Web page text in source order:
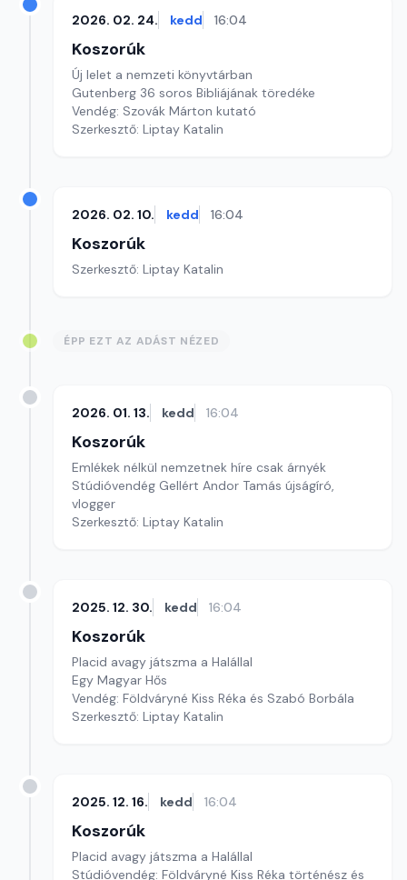
2026. 02. 24. kedd 16:04
Koszorúk
Új lelet a nemzeti könyvtárban
Gutenberg 36 soros Bibliájának töredéke
Vendég: Szovák Márton kutató
Szerkesztő: Liptay Katalin
2026. 02. 10. kedd 16:04
Koszorúk
Szerkesztő: Liptay Katalin
ÉPP EZT AZ ADÁST NÉZED
2026. 01. 13. kedd 16:04
Koszorúk
Emlékek nélkül nemzetnek híre csak árnyék
Stúdióvendég Gellért Andor Tamás újságíró,
vlogger
Szerkesztő: Liptay Katalin
2025. 12. 30. kedd 16:04
Koszorúk
Placid avagy játszma a Halállal
Egy Magyar Hős
Vendég: Földváryné Kiss Réka és Szabó Borbála
Szerkesztő: Liptay Katalin
2025. 12. 16. kedd 16:04
Koszorúk
Placid avagy játszma a Halállal
Stúdióvendég: Földváryné Kiss Réka történész és